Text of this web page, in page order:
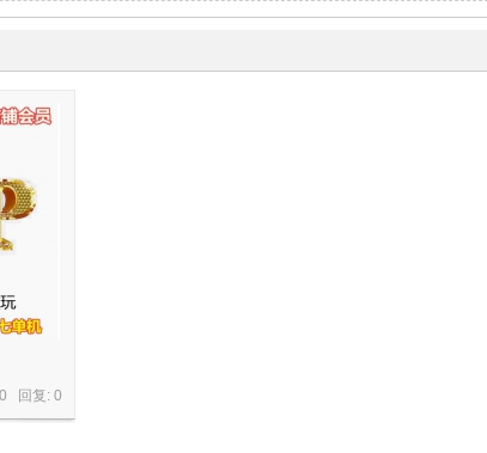
0 回复:0